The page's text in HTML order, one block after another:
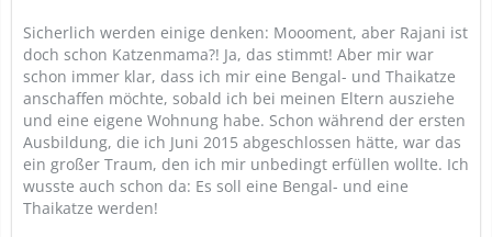
Sicherlich werden einige denken: Moooment, aber Rajani ist
doch schon Katzenmama?! Ja, das stimmt! Aber mir war
schon immer klar, dass ich mir eine Bengal- und Thaikatze
anschaffen möchte, sobald ich bei meinen Eltern ausziehe
und eine eigene Wohnung habe. Schon während der ersten
Ausbildung, die ich Juni 2015 abgeschlossen hätte, war das
ein großer Traum, den ich mir unbedingt erfüllen wollte. Ich
wusste auch schon da: Es soll eine Bengal- und eine
Thaikatze werden!